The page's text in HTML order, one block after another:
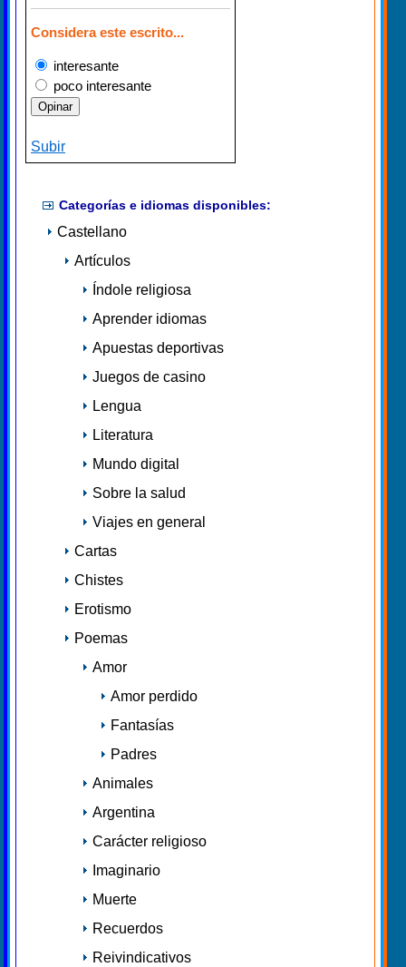
Considera este escrito...
interesante
poco interesante
Subir
Categorías e idiomas disponibles:
Castellano
Artículos
Índole religiosa
Aprender idiomas
Apuestas deportivas
Juegos de casino
Lengua
Literatura
Mundo digital
Sobre la salud
Viajes en general
Cartas
Chistes
Erotismo
Poemas
Amor
Amor perdido
Fantasías
Padres
Animales
Argentina
Carácter religioso
Imaginario
Muerte
Recuerdos
Reivindicativos